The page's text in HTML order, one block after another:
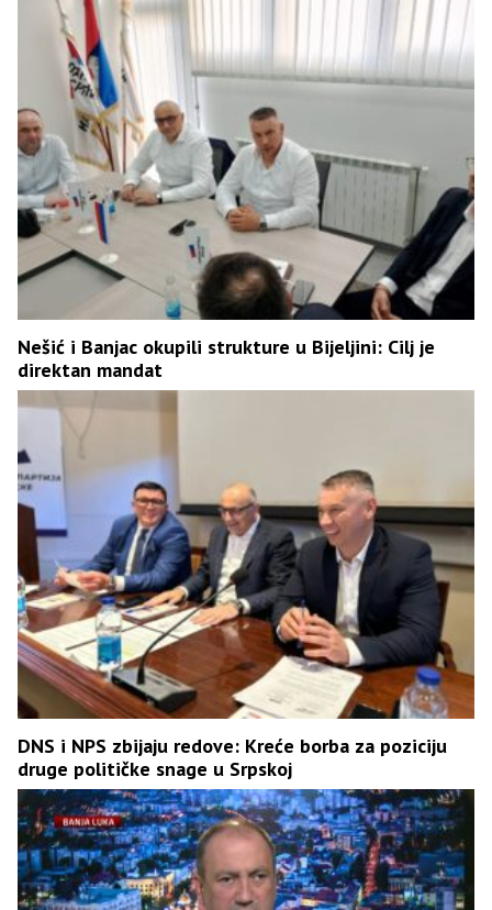
Nešić i Banjac okupili strukture u Bijeljini: Cilj je
direktan mandat
DNS i NPS zbijaju redove: Kreće borba za poziciju
druge političke snage u Srpskoj